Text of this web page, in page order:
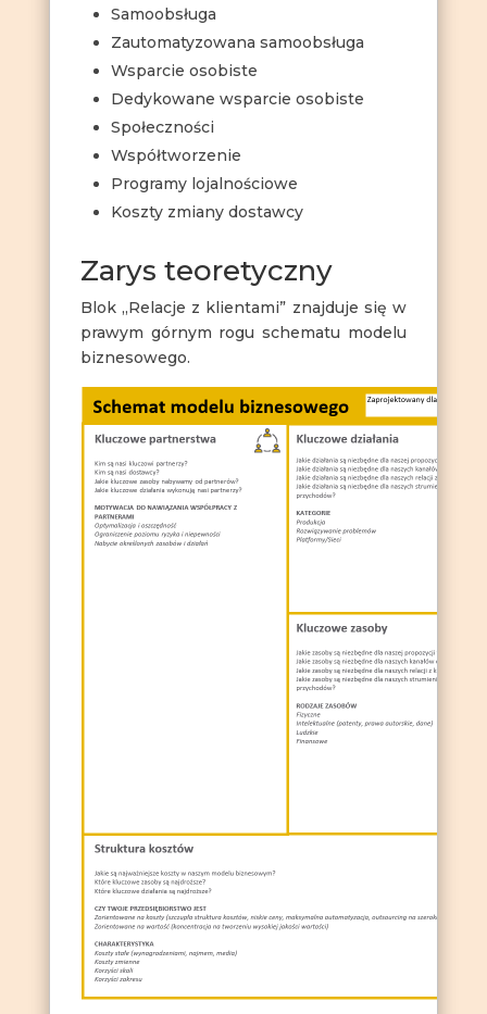
Samoobsługa
Zautomatyzowana samoobsługa
Wsparcie osobiste
Dedykowane wsparcie osobiste
Społeczności
Współtworzenie
Programy lojalnościowe
Koszty zmiany dostawcy
Zarys teoretyczny
Blok „Relacje z klientami” znajduje się w
prawym górnym rogu schematu modelu
biznesowego.